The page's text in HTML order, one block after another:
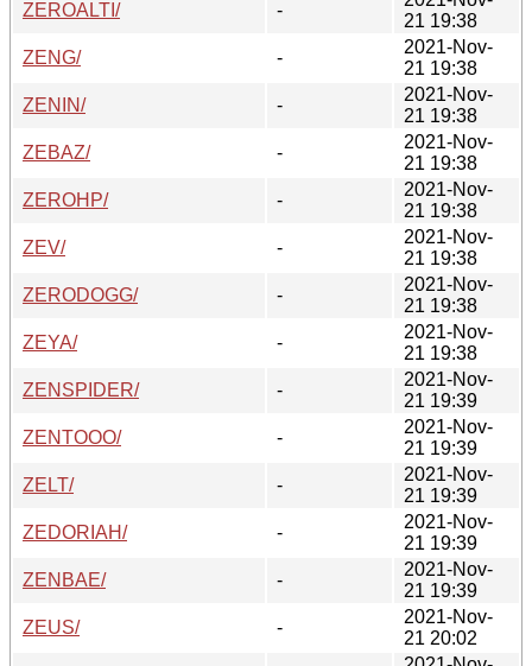
ZEROALTI/
-
21 19:38
ZENG/
-
2021-Nov-
21 19:38
ZENIN/
-
2021-Nov-
21 19:38
ZEBAZ/
-
2021-Nov-
21 19:38
ZEROHP/
-
2021-Nov-
21 19:38
ZEV/
-
2021-Nov-
21 19:38
ZERODOGG/
-
2021-Nov-
21 19:38
ZEYA/
-
2021-Nov-
21 19:38
ZENSPIDER/
-
2021-Nov-
21 19:39
ZENTOOO/
-
2021-Nov-
21 19:39
ZELT/
-
2021-Nov-
21 19:39
ZEDORIAH/
-
2021-Nov-
21 19:39
ZENBAE/
-
2021-Nov-
21 19:39
ZEUS/
-
2021-Nov-
21 20:02